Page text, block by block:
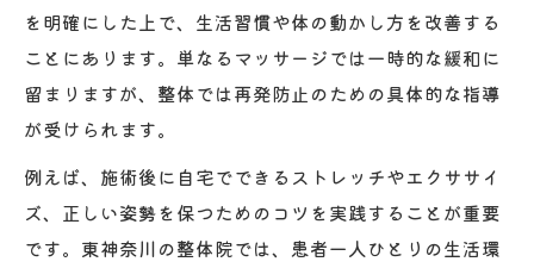
を明確にした上で、生活習慣や体の動かし方を改善する
ことにあります。単なるマッサージでは一時的な緩和に
留まりますが、整体では再発防止のための具体的な指導
が受けられます。
例えば、施術後に自宅でできるストレッチやエクササイ
ズ、正しい姿勢を保つためのコツを実践することが重要
です。東神奈川の整体院では、患者一人ひとりの生活環